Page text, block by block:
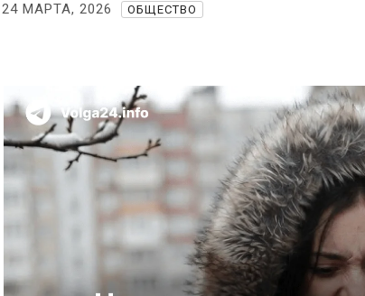
24 МАРТА, 2026 ОБЩЕСТВО